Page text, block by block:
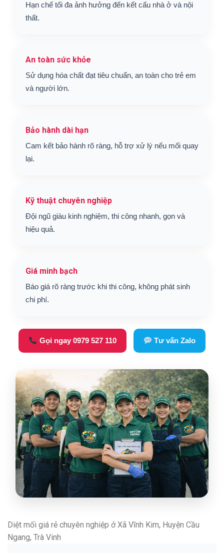
Hạn chế tối đa ảnh hưởng đến kết cấu nhà ở và nội
thất.
An toàn sức khỏe
Sử dụng hóa chất đạt tiêu chuẩn, an toàn cho trẻ em
và người lớn.
Bảo hành dài hạn
Cam kết bảo hành rõ ràng, hỗ trợ xử lý nếu mối quay
lại.
Kỹ thuật chuyên nghiệp
Đội ngũ giàu kinh nghiệm, thi công nhanh, gọn và
hiệu quả.
Giá minh bạch
Báo giá rõ ràng trước khi thi công, không phát sinh
chi phí.
Gọi ngay 0979 527 110 Tư vấn Zalo
Diệt mối giá rẻ chuyên nghiệp ở Xã Vĩnh Kim, Huyện Cầu
Ngang, Trà Vinh